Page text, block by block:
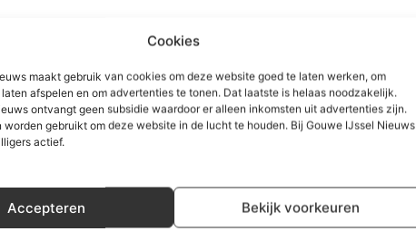
Cookies
maakt gebruik van cookies om deze website goed te laten werken, om
afspelen en om advertenties te tonen. Dat laatste is helaas noodzakelijk.
ontvangt geen subsidie waardoor er alleen inkomsten uit advertenties zijn.
worden gebruikt om deze website in de lucht te houden. Bij Gouwe IJssel Nieuws
actief.
Accepteren Bekijk voorkeuren
mensen in armoede te helpen. Hij deed dit
konden en er medische hulp was. Dit alles onder
zou je zeggen, iedereen werkt, is gezond en
dan een verkapte versie om zelf meer geld te
Het zuurverdiende geld mocht alleen
rijkelui die dit bedacht hadden. Hield je je niet aan
werken zonder dat je ook maar iets krijgt). In
volledig afgeschaft door